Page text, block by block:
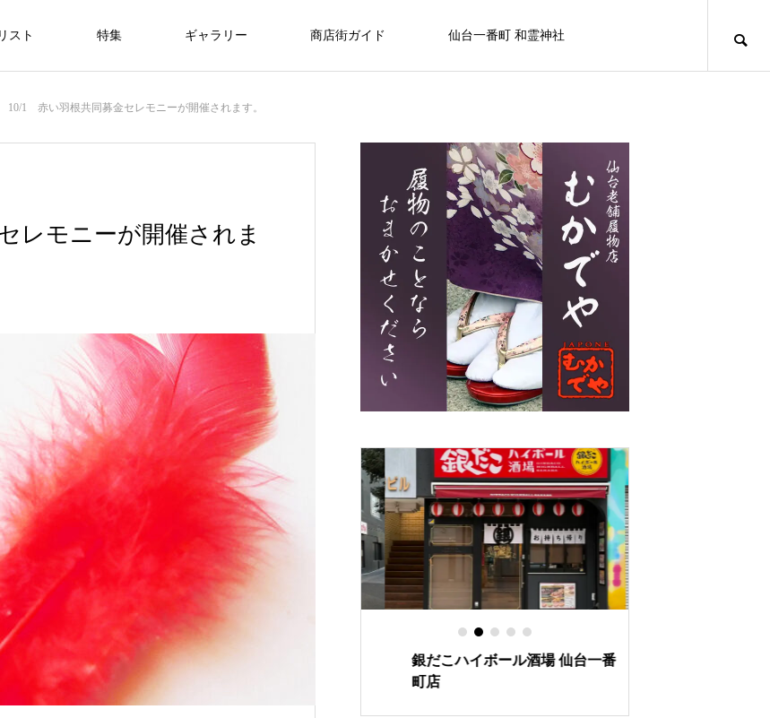
スト 特集 ギャラリー 商店街ガイド 仙台一番町 和霊神社
8/1・8/2・8/9 ぶらんど～む一番町ス
トリートピアノ
2026.08.01
8/20日（木） フコク生命 社会貢献
活動を行います。
3.11希望プロジェクト2026
2026.03.01
仙台初売り情報 2026
2025.12.27
oomiya 仙台店
2025.03.18
OSHMAN’S 仙台店
2024.10.05
銀だこハイボール酒場 仙台一番町店
2025.12.20
カフェ＆バー ユーフォリア
2025.11.08
ラブフェイス
2024.07.15
白牡丹
2024.07.15
DANCESTUDIO Endo
2024.09.25
セブンイレブン
2024.09.25
一番町耳鼻科
2024.09.29
せんだい皮膚科医院
2024.09.29
快活CLUB仙台一番町ぶらんどーむ店
2025.11.08
カラオケマック 仙台一番町店
2025.03.21
アクアビル
2025.12.14
BELLAⅡビル
2024.09.15
特別な贈り物に、仙台で腕時計を買うなら
——はじめてでも安心の２つのお店
FEATURE
10
なぜ一番町に神社があるの？和霊神社・遷座
の秘密
を探すなら？おすすめギフトガイド
【屋上から地上へ】一番町の“はじま
り”が帰ってきました ― 和霊神社 遷座
初売りは仙台の“文化”
ライフスタイル
「秋」の街で見つける、小さなときめき
とあたたかさ
10/1 赤い羽根共同募金セレモニーが開催されます。
レモニーが開催されま
町店
松屋食堂 松のや 仙台一番町
銀だこハイボール酒場 仙台一番
町店